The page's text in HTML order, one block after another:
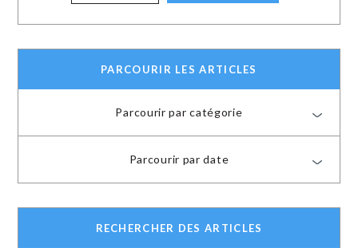
PARCOURIR LES ARTICLES
Parcourir par catégorie
Parcourir par date
RECHERCHER DES ARTICLES